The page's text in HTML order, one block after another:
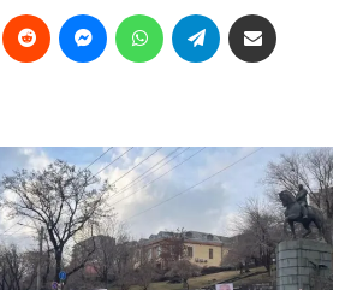
LinkedIn Reddit MessengerWhatsAppTelegram